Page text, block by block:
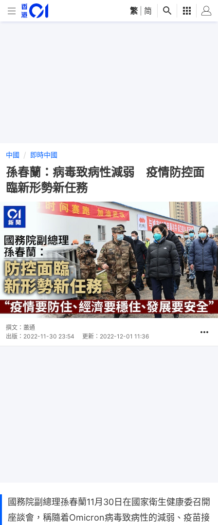
繁 简
中國 即時中國
孫春蘭：病毒致病性減弱 疫情防控面
臨新形勢新任務
撰文： 蕭通
出版： 2022-11-30 23:54 更新： 2022-12-01 11:36
國務院副總理孫春蘭11月30日在國家衛生健康委召開
座談會，稱隨着Omicron病毒致病性的減弱、疫苗接